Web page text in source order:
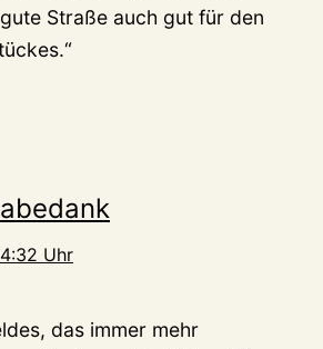
Straße auch gut für den
Uhr
das immer mehr